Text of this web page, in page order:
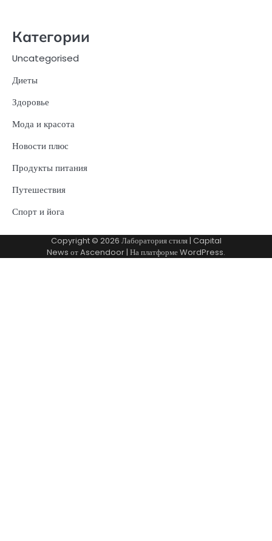
Категории
Uncategorised
Диеты
Здоровье
Мода и красота
Новости плюс
Продукты питания
Путешествия
Спорт и йога
Copyright © 2026 Лаборатория стиля| Capital
News отAscendoor| На платформеWordPress.